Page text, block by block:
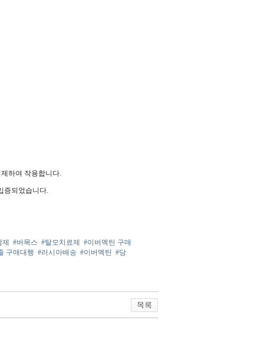
하여 작용합니다.
증되었습니다.
#버목스 #탈모치료제
#이버멕틴 구매
구매대행 #러시아배송 #이버멕틴 #당